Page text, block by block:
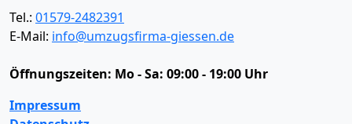
Tel.: 01579-2482391
E-Mail: info@umzugsfirma-giessen.de
Öffnungszeiten: Mo - Sa: 09:00 - 19:00 Uhr
Impressum